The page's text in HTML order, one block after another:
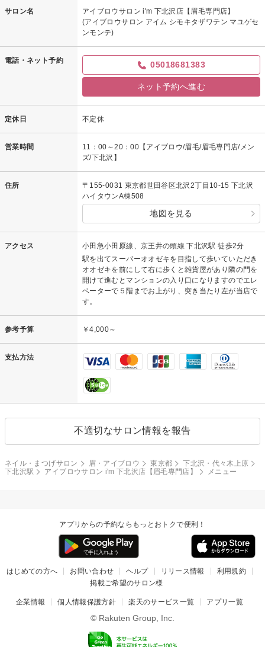
サロン名
アイブロウサロン i'm 下北沢店【眉毛専門店】
(アイブロウサロン アイム シモキタザワテン マユゲセ
ンモンテ)
電話・ネット予約 05018681383
ネット予約へ進む
定休日 不定休
営業時間
11：00～20：00【アイブロウ/眉毛/眉毛専門店/メン
ズ/下北沢】
住所
〒155-0031 東京都世田谷区北沢2丁目10-15 下北沢
ハイタウンA棟508
地図を見る
アクセス
小田急小田原線、京王井の頭線 下北沢駅 徒歩2分
駅を出てスーパーオオゼキを目指して歩いていただき
オオゼキを前にして右に歩くと雑貨屋があり隣の門を
開けて進むとマンションの入り口になりますのでエレ
ベーターで５階までお上がり、突き当たり左が当店で
す。
参考予算 ￥4,000～
支払方法
不適切なサロン情報を報告
ネイル・まつげサロン 眉・アイブロウ 東京都
下北沢・代々木上原
下北沢駅
アイブロウサロン i'm 下北沢店【眉毛専門店】 メニュー
アプリからの予約ならもっとおトクで便利！
はじめての方へ お問い合わせ ヘルプ リリース情報
利用規約
掲載ご希望のサロン様
企業情報 個人情報保護方針 楽天のサービス一覧 アプリ一覧
© Rakuten Group, Inc.